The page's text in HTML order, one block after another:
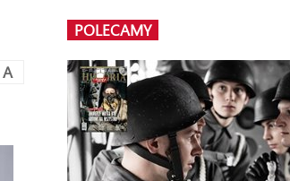
A
POLECAMY